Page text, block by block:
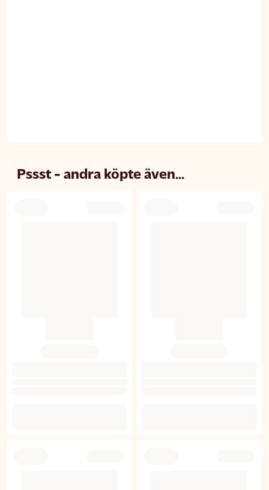
Pssst - andra köpte även...